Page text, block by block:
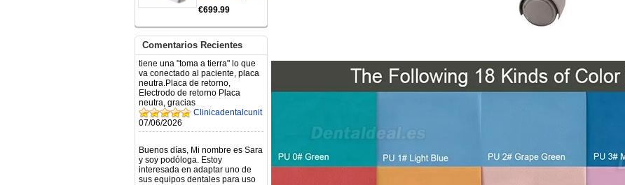
€699.99
Comentarios Recientes
Artículo. DDE0032580
electróbisturí, quisiera saber si
tiene una "toma a tierra" lo que
va conectado al paciente, placa
neutra.Placa de retorno,
Electrodo de retorno Placa
neutra, gracias
Clinicadentalcunit
07/06/2026
Buenos días, Mi nombre es Sara
y soy podóloga. Estoy
interesada en adaptar uno de
sus equipos dentales para uso
en podología, por lo que
necesito confirmar algunas